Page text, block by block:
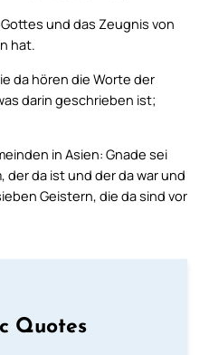
und das Zeugnis von
hat.
da hören die Worte der
darin geschrieben ist;
in Asien: Gnade sei
der da ist und der da war und
Geistern, die da sind vor
Quotes